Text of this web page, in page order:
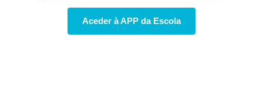
Aceder à APP da Escola